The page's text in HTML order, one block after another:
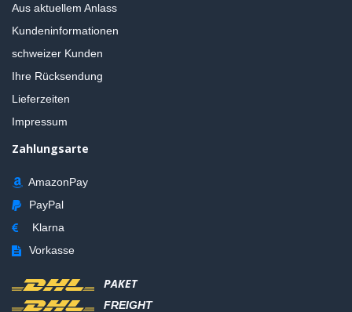
Aus aktuellem Anlass
Kundeninformationen
schweizer Kunden
Ihre Rücksendung
Lieferzeiten
Impressum
Zahlungsarte
AmazonPay
PayPal
Klarna
Vorkasse
PAKET
FREIGHT